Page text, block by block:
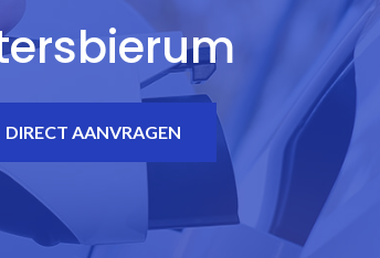
DIRECT AANVRAGEN